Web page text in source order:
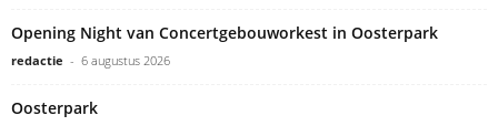
Opening Night van Concertgebouworkest in Oosterpark
redactie - 6 augustus 2026
Oosterpark